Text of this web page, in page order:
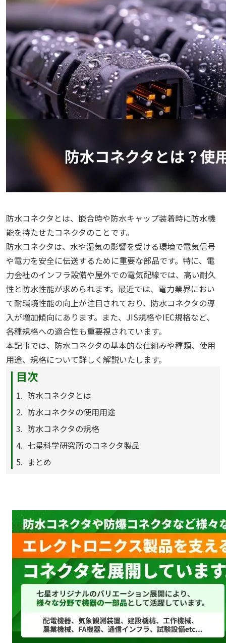
防水コネクタとは、嵌合時や防水キャップ装着時に防水機
能を持たせたコネクタのことです。
防水コネクタは、水や湿気の影響を受ける環境で電気信号
や電力を安全に伝送するために重要な部品です。特に、電
力会社のインフラ設備や屋外での電気配線では、高い耐久
性と防水性能が求められます。最近では、電力業界におい
て耐環境性能の向上が注目されており、防水コネクタの導
入が増加傾向にあります。また、JIS規格やIEC規格など、
各種規格への適合性も重要視されています。
本記事では、防水コネクタの基本的な仕組みや種類、使用
用途、規格について詳しく解説いたします。
目次
防水コネクタとは
防水コネクタの使用用途
防水コネクタの規格
七星科学研究所のコネクタ製品
まとめ